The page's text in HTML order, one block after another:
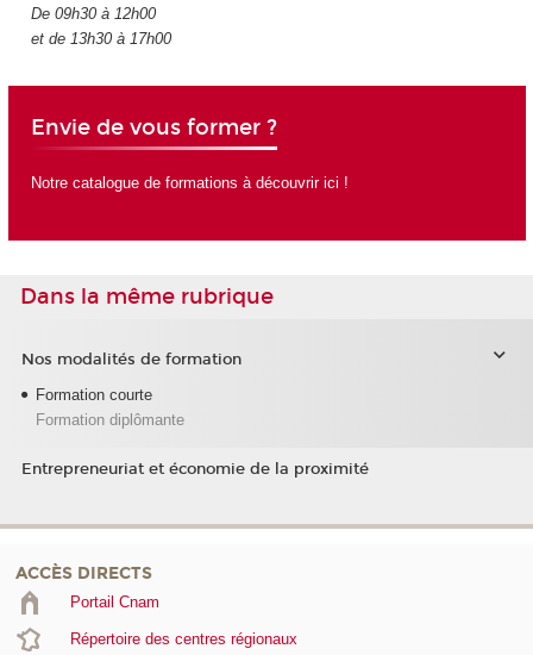
De 09h30 à 12h00
et de 13h30 à 17h00
Envie de vous former ?
Notre catalogue de formations à découvrir ici !
Dans la même rubrique
Nos modalités de formation
Formation courte
Formation diplômante
Entrepreneuriat et économie de la proximité
ACCÈS DIRECTS
Portail Cnam
Répertoire des centres régionaux